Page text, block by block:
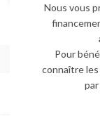
Nous vous
Pour
connaître